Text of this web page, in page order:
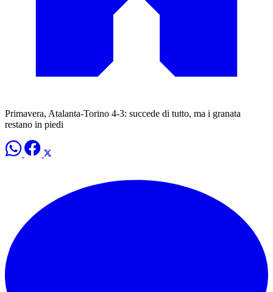
Primavera, Atalanta-Torino 4-3: succede di tutto, ma i granata
restano in piedi